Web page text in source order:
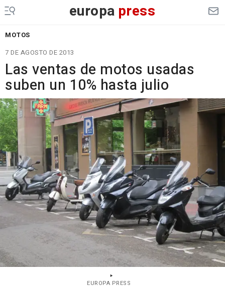
europa press
MOTOS
7 DE AGOSTO DE 2013
Las ventas de motos usadas
suben un 10% hasta julio
EUROPA PRESS